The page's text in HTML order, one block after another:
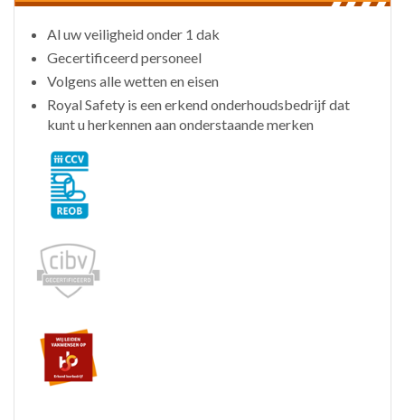
Al uw veiligheid onder 1 dak
Gecertificeerd personeel
Volgens alle wetten en eisen
Royal Safety is een erkend onderhoudsbedrijf dat
kunt u herkennen aan onderstaande merken